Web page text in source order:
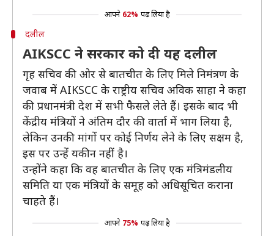
आपने 62% पढ़ लिया है
दलील
AIKSCC ने सरकार को दी यह दलील
गृह सचिव की ओर से बातचीत के लिए मिले निमंत्रण के
जवाब में AIKSCC के राष्ट्रीय सचिव अविक साहा ने कहा
की प्रधानमंत्री देश में सभी फैसले लेते हैं। इसके बाद भी
केंद्रीय मंत्रियों ने अंतिम दौर की वार्ता में भाग लिया है,
लेकिन उनकी मांगों पर कोई निर्णय लेने के लिए सक्षम है,
इस पर उन्हें यकीन नहीं है।
उन्होंने कहा कि वह बातचीत के लिए एक मंत्रिमंडलीय
समिति या एक मंत्रियों के समूह को अधिसूचित कराना
चाहते हैं।
आपने 75% पढ़ लिया है